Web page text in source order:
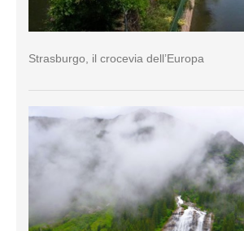
Strasburgo, il crocevia dell’Europa